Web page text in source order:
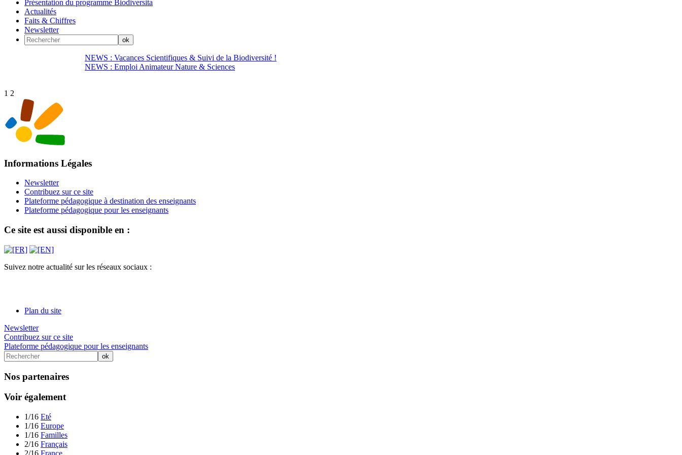
Présentation du programme Biodiversita
Actualités
Faits & Chiffres
Newsletter
NEWS : Vacances Scientifiques & Suivi de la Biodiversité !
NEWS : Emploi Animateur Nature & Sciences
1 2
Informations Légales
Newsletter
Contribuez sur ce site
Plateforme pédagogique à destination des enseignants
Plateforme pédagogique pour les enseignants
Ce site est aussi disponible en :
Suivez notre actualité sur les réseaux sociaux :
Plan du site
Newsletter
Contribuez sur ce site
Plateforme pédagogique pour les enseignants
Nos partenaires
Voir également
1/16 Eté
1/16 Europe
1/16 Familles
2/16 Français
2/16 France